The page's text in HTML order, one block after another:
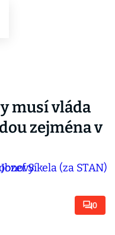
musí vláda
zejména v
0